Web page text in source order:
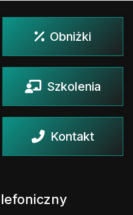
Obniżki
Szkolenia
Kontakt